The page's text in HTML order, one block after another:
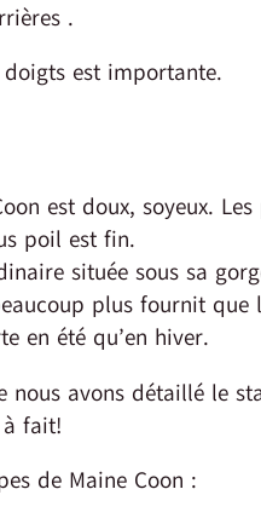
.
est importante.
est doux, soyeux.
poil est fin.
située sous sa
plus fournit que
en été qu’en hiver.
nous avons détaillé le
fait!
de Maine Coon :